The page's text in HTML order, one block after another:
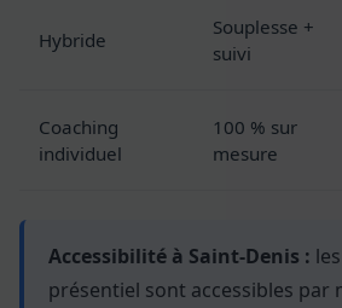
Hybride
Souplesse +
suivi
Coaching
individuel
100 % sur
mesure
Accessibilité à Saint-Denis :
présentiel sont accessibles par